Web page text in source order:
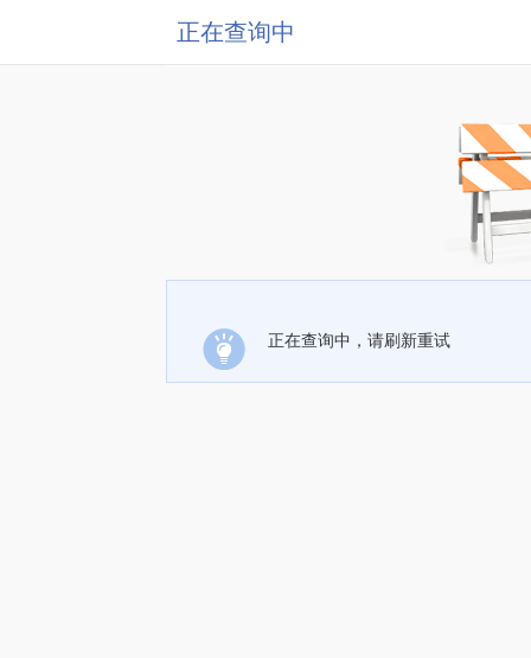
正在查询中
正在查询中，请刷新重试